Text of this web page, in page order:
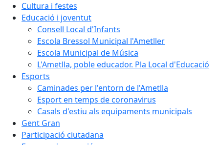
Cultura i festes
Educació i joventut
Consell Local d'Infants
Escola Bressol Municipal l'Ametller
Escola Municipal de Música
L'Ametlla, poble educador. Pla Local d'Educació
Esports
Caminades per l'entorn de l'Ametlla
Esport en temps de coronavirus
Casals d'estiu als equipaments municipals
Gent Gran
Participació ciutadana